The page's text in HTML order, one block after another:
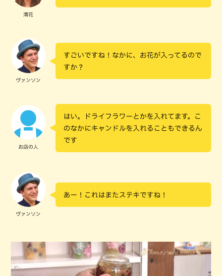
澪花
ヴァンソン
すごいですね！なかに、お花が入ってるので
すか？
お店の人
はい。ドライフラワーとかを入れてます。こ
のなかにキャンドルを入れることもできるん
です
ヴァンソン
あー！これはまたステキですね！